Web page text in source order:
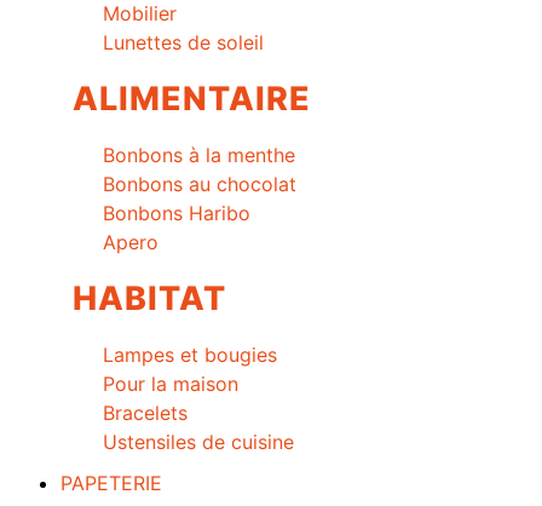
Mobilier
Lunettes de soleil
ALIMENTAIRE
Bonbons à la menthe
Bonbons au chocolat
Bonbons Haribo
Apero
HABITAT
Lampes et bougies
Pour la maison
Bracelets
Ustensiles de cuisine
PAPETERIE